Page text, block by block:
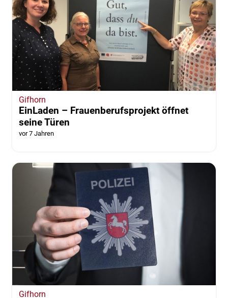
Gifhorn
EinLaden – Frauenberufsprojekt öffnet
seine Türen
vor 7 Jahren
Gifhorn